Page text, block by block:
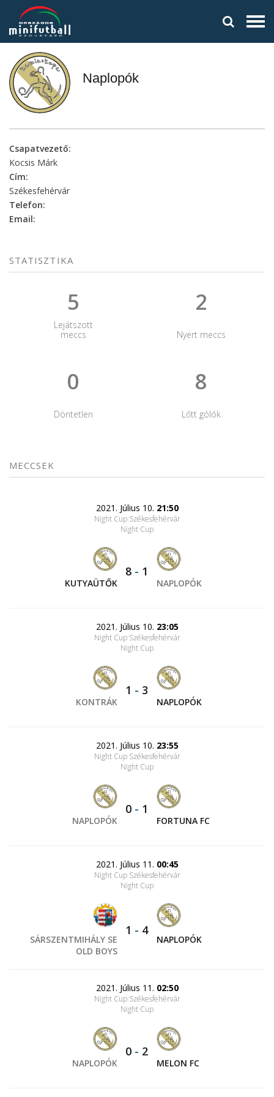
Naplopók
Csapatvezető:
Kocsis Márk
Cím:
Székesfehérvár
Telefon:
Email:
STATISZTIKA
5
Lejátszott
meccs
2
Nyert meccs
0
Döntetlen
8
Lőtt gólók
MECCSEK
2021. Július 10. 21:50
Night Cup Székesfehérvár
Night Cup
KUTYAÜTŐK
8 - 1
NAPLOPÓK
2021. Július 10. 23:05
Night Cup Székesfehérvár
Night Cup
KONTRÁK
1 - 3
NAPLOPÓK
2021. Július 10. 23:55
Night Cup Székesfehérvár
Night Cup
NAPLOPÓK
0 - 1
FORTUNA FC
2021. Július 11. 00:45
Night Cup Székesfehérvár
Night Cup
SÁRSZENTMIHÁLY SE
OLD BOYS
1 - 4
NAPLOPÓK
2021. Július 11. 02:50
Night Cup Székesfehérvár
Night Cup
NAPLOPÓK
0 - 2
MELON FC